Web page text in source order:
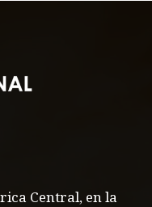
Central, en la